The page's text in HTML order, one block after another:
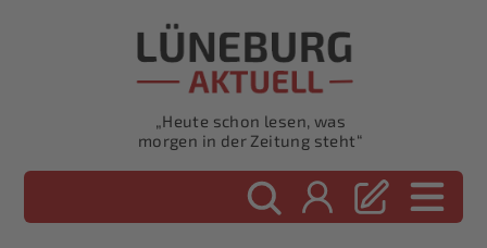
„Heute schon lesen, was
morgen in der Zeitung steht“